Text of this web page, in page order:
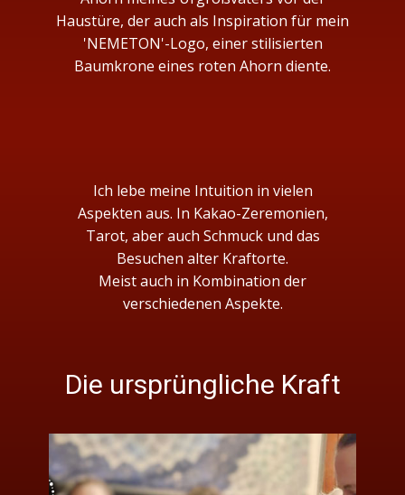
Haustüre, der auch als Inspiration für mein
'NEMETON'-Logo, einer stilisierten
Baumkrone eines roten Ahorn diente.
Ich lebe meine Intuition in vielen
Aspekten aus. In Kakao-Zeremonien,
Tarot, aber auch Schmuck und das
Besuchen alter Kraftorte.
Meist auch in Kombination der
verschiedenen Aspekte.
Die ursprüngliche Kraft